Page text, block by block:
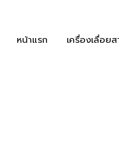
หน้าแรก เครื่องเลื่อย